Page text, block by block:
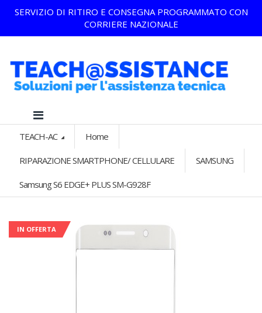
SERVIZIO DI RITIRO E CONSEGNA PROGRAMMATO CON
CORRIERE NAZIONALE
TEACH-AC Home
RIPARAZIONE SMARTPHONE/ CELLULARE SAMSUNG
Samsung S6 EDGE+ PLUS SM-G928F
IN OFFERTA